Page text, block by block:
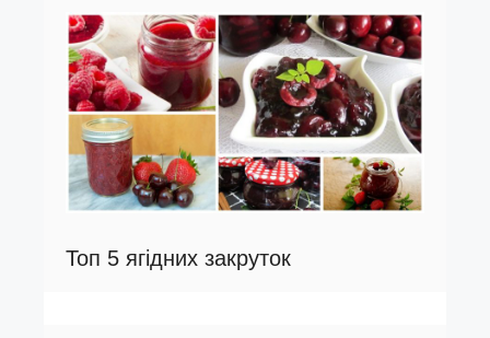
Топ 5 ягідних закруток